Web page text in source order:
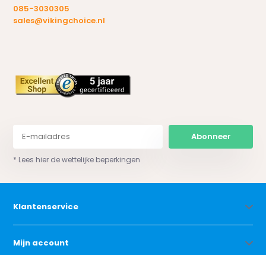
085-3030305
sales@vikingchoice.nl
Abonneer
* Lees hier de wettelijke beperkingen
Klantenservice
Mijn account